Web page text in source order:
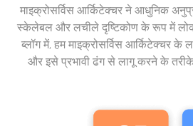
माइक्रोसर्विस आर्किटेक्चर ने आधुनिक
स्केलेबल और लचीले दृष्टिकोण के रूप में
ब्लॉग में, हम माइक्रोसर्विस आर्किटेक्चर के
और इसे प्रभावी ढंग से लागू करने के